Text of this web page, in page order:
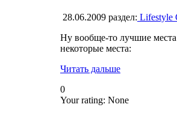
28.06.2009 раздел: Lifestyle
Ну вообще-то лучшие
некоторые места:
Читать дальше
0
Your rating: None